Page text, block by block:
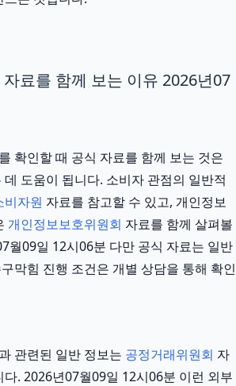
료를 함께 보는 이유 2026년07
확인할 때 공식 자료를 함께 보는 것은
도움이 됩니다. 소비자 관점의 일반적
비자원 자료를 참고할 수 있고, 개인정보
개인정보보호위원회 자료를 함께 살펴볼
월09일 12시06분 다만 공식 자료는 일반
막힘 진행 조건은 개별 상담을 통해 확인
관련된 일반 정보는 공정거래위원회 자
. 2026년07월09일 12시06분 이런 외부